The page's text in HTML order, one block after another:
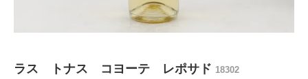
ラス トナス コヨーテ レポサド 18302